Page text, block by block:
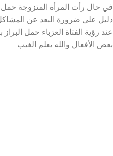
في حال رأت المرأة المتزوجة حمل
دليل على ضرورة البعد عن
عند رؤية الفتاة العزباء حمل
بعض الأفعال والله يعلم الغيب